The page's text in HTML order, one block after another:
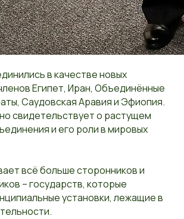
в качестве новых
Египет, Иран, Объединённые
Саудовская Аравия и Эфиопия.
свидетельствует о растущем
и его роли в мировых
всё больше сторонников и
– государств, которые
установки, лежащие в